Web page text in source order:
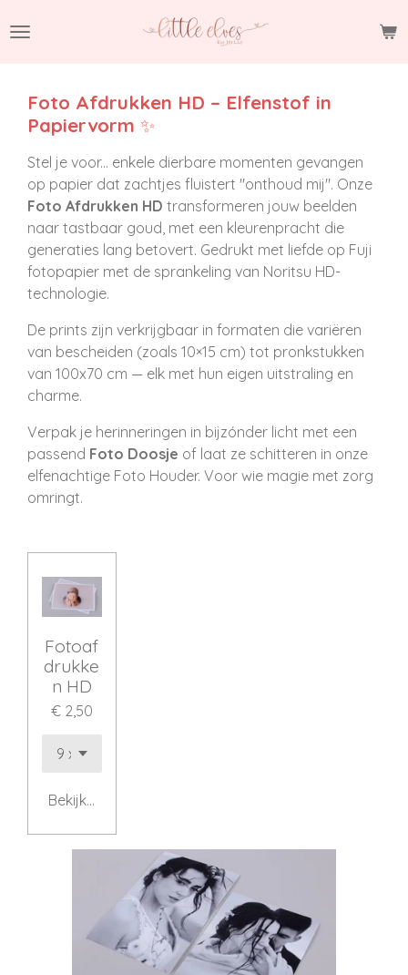
direct
hoofdinhoud
Foto Afdrukken HD – Elfenstof in
Papiervorm ✨
Stel je voor... enkele dierbare momenten gevangen
op papier dat zachtjes fluistert "onthoud mij". Onze
Foto Afdrukken HD transformeren jouw beelden
naar tastbaar goud, met een kleurenpracht die
generaties lang betovert. Gedrukt met liefde op Fuji
fotopapier met de sprankeling van Noritsu HD-
technologie.
De prints zijn verkrijgbaar in formaten die variëren
van bescheiden (zoals 10×15 cm) tot pronkstukken
van 100x70 cm — elk met hun eigen uitstraling en
charme.
Verpak je herinneringen in bijzónder licht met een
passend Foto Doosje of laat ze schitteren in onze
elfenachtige Foto Houder. Voor wie magie met zorg
omringt.
Fotoaf
drukke
n HD
€ 2,50
Bekijk details